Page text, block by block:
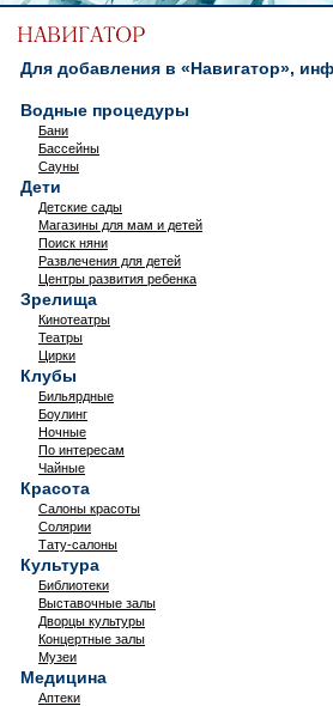
Для добавления в «Навигатор»,
Водные процедуры
Бани
Бассейны
Сауны
Дети
Детские сады
Магазины для мам и детей
Поиск няни
Развлечения для детей
Центры развития ребенка
Зрелища
Кинотеатры
Театры
Цирки
Клубы
Бильярдные
Боулинг
Ночные
По интересам
Чайные
Красота
Салоны красоты
Солярии
Тату-салоны
Культура
Библиотеки
Выставочные залы
Дворцы культуры
Концертные залы
Музеи
Медицина
Аптеки